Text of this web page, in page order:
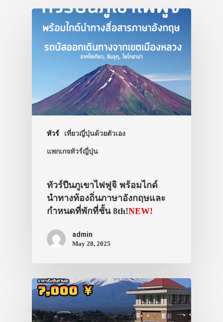
ทัวร์ เที่ยวญี่ปุ่นด้วยตัวเอง
แพกเกจทัวร์ญี่ปุ่น
ทัวร์ปีนภูเขาไฟฟูจิ พร้อมไกด์
นำทางท้องถิ่นภาษาอังกฤษและ
กำหนดที่พักที่ชั้น 8th!NEW!
admin
May 28, 2025